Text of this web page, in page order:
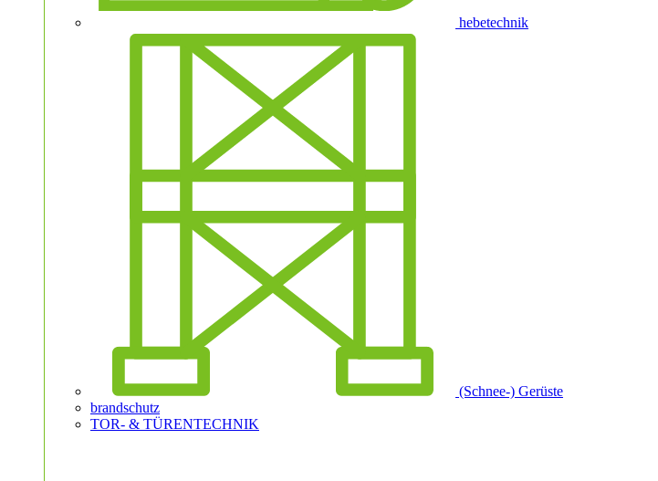
hebetechnik
(Schnee-) Gerüste
brandschutz
TOR- & TÜRENTECHNIK